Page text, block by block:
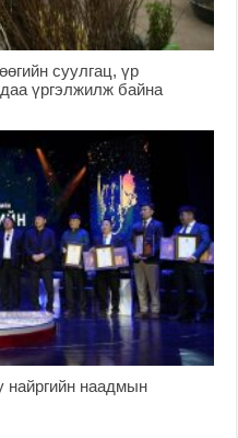
суулгац, үр
үргэлжилж байна
найргийн наадмын